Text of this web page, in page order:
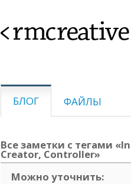
<rmcreative>
БЛОГ ФАЙЛЫ
Все заметки с тегами
Creator, Controller»
Можно уточнить: